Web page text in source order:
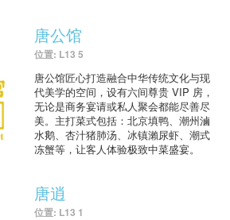
唐公馆
位置: L13 5
唐公馆匠心打造融合中华传统文化与现
代美学的空间，设有六间尊贵 VIP 房，
无论是商务宴请或私人聚会都能尽善尽
美。主打菜式包括：北京填鸭、潮州滷
水鹅、杏汁猪肺汤、冰镇瀨尿虾、潮式
冻蟹等，让客人体验极致中菜盛宴。
唐逍
位置: L13 1